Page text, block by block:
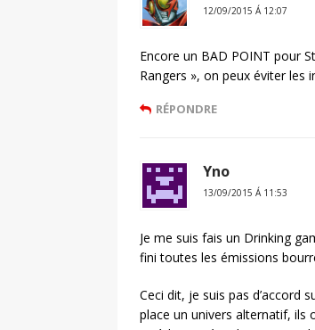
12/09/2015 Á 12:07
Encore un BAD POINT pour
Rangers », on peux éviter les
RÉPONDRE
Yno
13/09/2015 Á 11:53
Je me suis fais un Drinking
fini toutes les émissions
Ceci dit, je suis pas d’accord
place un univers alternatif, ils